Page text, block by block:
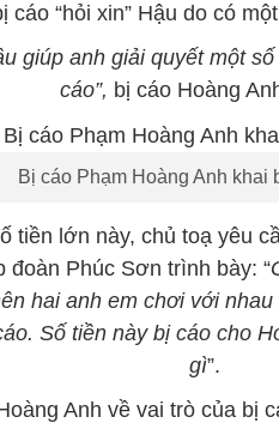
cáo “hỏi xin” Hậu do có
giúp anh giải quyết một
cáo”, bị cáo Hoàng
Bị cáo Phạm Hoàng Anh khai
tiền lớn này, chủ toạ yêu
đoàn Phúc Sơn trình bày: “
hai anh em chơi với
Số tiền này bị cáo cho
gì”.
Anh về vai trò của bị